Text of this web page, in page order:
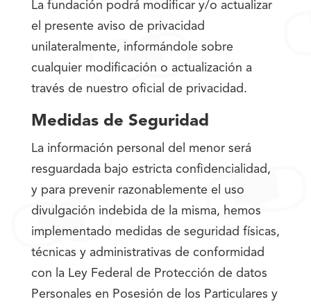
La fundación podrá modificar y/o actualizar
el presente aviso de privacidad
unilateralmente, informándole sobre
cualquier modificación o actualización a
través de nuestro oficial de privacidad.
Medidas de Seguridad
La información personal del menor será
resguardada bajo estricta confidencialidad,
y para prevenir razonablemente el uso
divulgación indebida de la misma, hemos
implementado medidas de seguridad físicas,
técnicas y administrativas de conformidad
con la Ley Federal de Protección de datos
Personales en Posesión de los Particulares y